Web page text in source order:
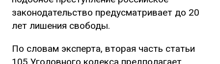
законодательство предусматривает до 20
лет лишения свободы.
По словам эксперта, вторая часть статьи